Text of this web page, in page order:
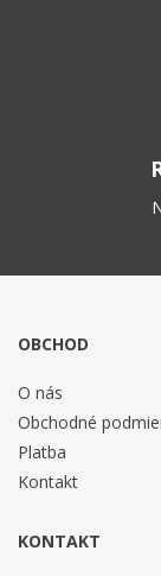
OBCHOD
O nás
Obchodné
Platba
Kontakt
KONTAKT